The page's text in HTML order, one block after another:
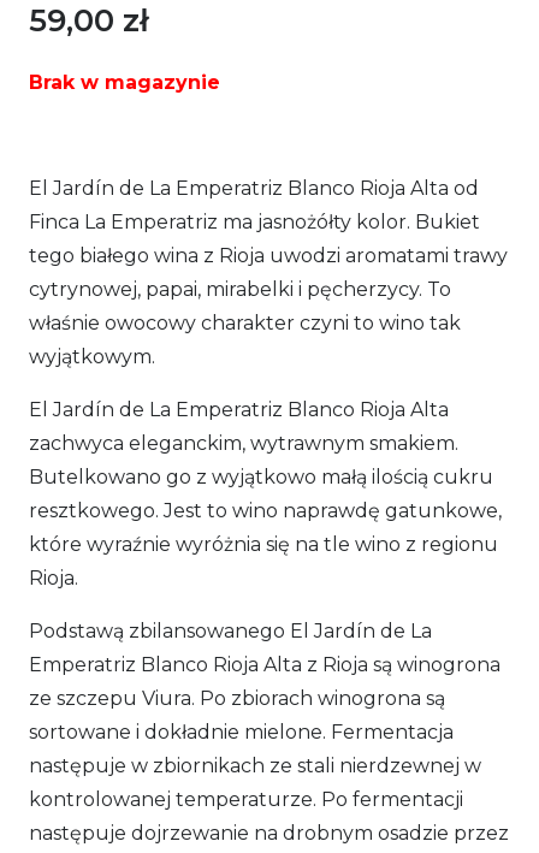
59,00 zł
Brak w magazynie
El Jardín de La Emperatriz Blanco Rioja Alta od
Finca La Emperatriz ma jasnożółty kolor. Bukiet
tego białego wina z Rioja uwodzi aromatami trawy
cytrynowej, papai, mirabelki i pęcherzycy. To
właśnie owocowy charakter czyni to wino tak
wyjątkowym.
El Jardín de La Emperatriz Blanco Rioja Alta
zachwyca eleganckim, wytrawnym smakiem.
Butelkowano go z wyjątkowo małą ilością cukru
resztkowego. Jest to wino naprawdę gatunkowe,
które wyraźnie wyróżnia się na tle wino z regionu
Rioja.
Podstawą zbilansowanego El Jardín de La
Emperatriz Blanco Rioja Alta z Rioja są winogrona
ze szczepu Viura. Po zbiorach winogrona są
sortowane i dokładnie mielone. Fermentacja
następuje w zbiornikach ze stali nierdzewnej w
kontrolowanej temperaturze. Po fermentacji
następuje dojrzewanie na drobnym osadzie przez